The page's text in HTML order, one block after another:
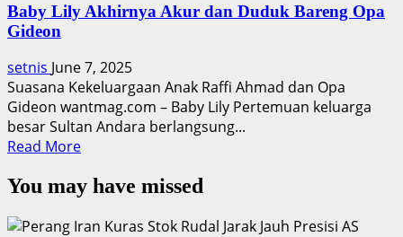
Baby Lily Akhirnya Akur dan Duduk Bareng Opa
Gideon
setnis June 7, 2025
Suasana Kekeluargaan Anak Raffi Ahmad dan Opa
Gideon wantmag.com – Baby Lily Pertemuan keluarga
besar Sultan Andara berlangsung...
Read MoreRead
about
Lily
You may have missed